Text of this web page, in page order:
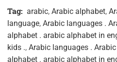
Tag: arabic, Arabic alphabet,
language, Arabic languages .
alphabet . arabic alphabet in
kids ., Arabic languages .
alphabet . arabic alphabet in